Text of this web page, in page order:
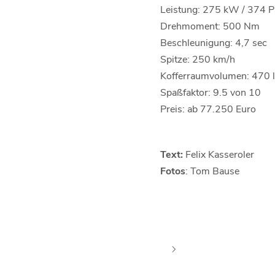
Leistung: 275 kW / 374
Drehmoment: 500 Nm
Beschleunigung: 4,7 sec
Spitze: 250 km/h
Kofferraumvolumen: 470 l
Spaßfaktor: 9.5 von 10
Preis: ab 77.250 Euro
Text: Felix Kasseroler
Fotos: Tom Bause